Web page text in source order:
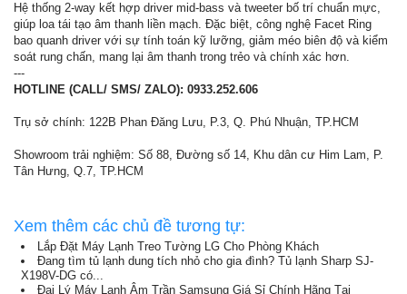
Hệ thống 2-way kết hợp driver mid-bass và tweeter bố trí chuẩn mực,
giúp loa tái tạo âm thanh liền mạch. Đặc biệt, công nghệ Facet Ring
bao quanh driver với sự tính toán kỹ lưỡng, giảm méo biên độ và kiểm
soát rung chấn, mang lại âm thanh trong trẻo và chính xác hơn.
---
HOTLINE (CALL/ SMS/ ZALO): 0933.252.606
Trụ sở chính: 122B Phan Đăng Lưu, P.3, Q. Phú Nhuận, TP.HCM
Showroom trải nghiệm: Số 88, Đường số 14, Khu dân cư Him Lam, P.
Tân Hưng, Q.7, TP.HCM
Xem thêm các chủ đề tương tự:
Lắp Đặt Máy Lạnh Treo Tường LG Cho Phòng Khách
Đang tìm tủ lạnh dung tích nhỏ cho gia đình? Tủ lạnh Sharp SJ-
X198V-DG có...
Đại Lý Máy Lạnh Âm Trần Samsung Giá Sỉ Chính Hãng Tại